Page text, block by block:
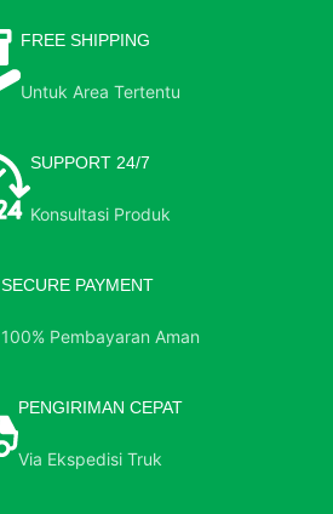
FREE SHIPPING
Untuk Area Tertentu
SUPPORT 24/7
Konsultasi Produk
SECURE PAYMENT
100% Pembayaran Aman
PENGIRIMAN CEPAT
Via Ekspedisi Truk